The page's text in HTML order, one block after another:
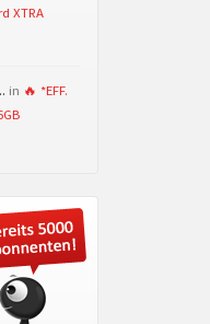
XTRA
in 🔥 *EFF.